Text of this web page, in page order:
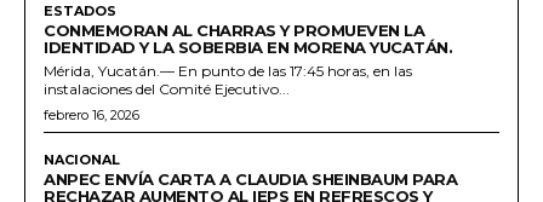
ESTADOS
CONMEMORAN AL CHARRAS Y PROMUEVEN LA
IDENTIDAD Y LA SOBERBIA EN MORENA YUCATÁN.
Mérida, Yucatán.— En punto de las 17:45 horas, en las
instalaciones del Comité Ejecutivo...
febrero 16, 2026
NACIONAL
ANPEC ENVÍA CARTA A CLAUDIA SHEINBAUM PARA
RECHAZAR AUMENTO AL IEPS EN REFRESCOS Y